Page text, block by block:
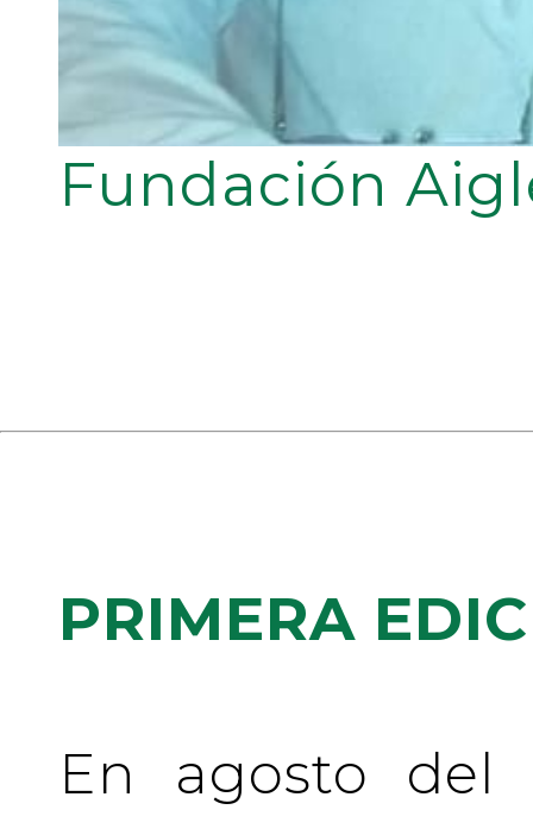
Fundación
PRIMERA
En agosto del